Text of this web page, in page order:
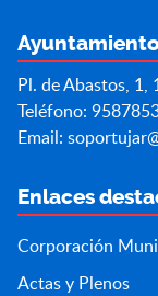
Pl. de Abastos, 1,
Teléfono:
Email:
Enlaces
Corporación
Actas y Plenos